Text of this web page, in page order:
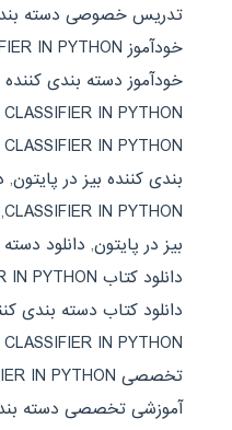
تدریس خصوصی دسته بندی
خودآموز NAIVE BAYES CLASSIFIER IN PYTHON
خودآموز دسته بندی کننده
IN PYTHON
IN PYTHON
بندی کننده بیز در پایتون,
CLASSIFIER IN PYTHON
,
بیز در پایتون, دانلود
دانلود کتاب NAIVE BAYES CLASSIFIER IN PYTHON
دانلود کتاب دسته بندی
IN PYTHON
تخصصی NAIVE BAYES CLASSIFIER IN PYTHON
آموزشی تخصصی دسته